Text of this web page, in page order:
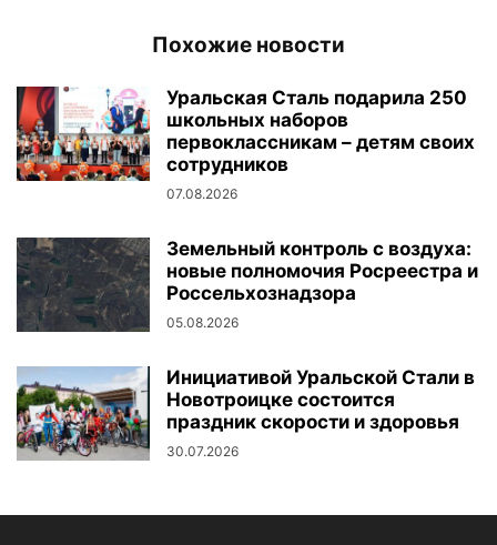
Похожие новости
Уральская Сталь подарила 250
школьных наборов
первоклассникам – детям своих
сотрудников
07.08.2026
Земельный контроль с воздуха:
новые полномочия Росреестра и
Россельхознадзора
05.08.2026
Инициативой Уральской Стали в
Новотроицке состоится
праздник скорости и здоровья
30.07.2026